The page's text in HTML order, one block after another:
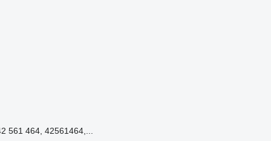
561 464, 42561464,...